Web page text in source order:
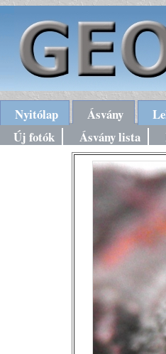
Nyitólap Ásvány
Új fotók
Ásvány lista